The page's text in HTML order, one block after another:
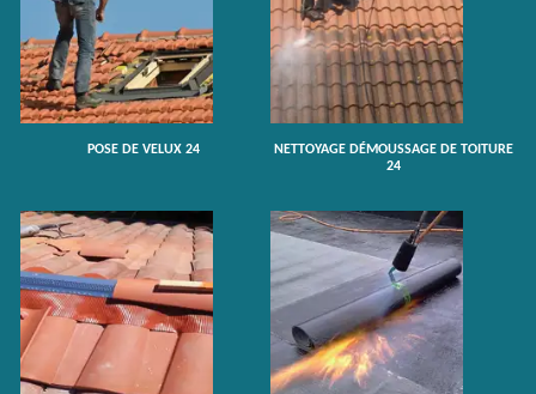
POSE DE VELUX 24
NETTOYAGE DÉMOUSSAGE DE TOITURE
24